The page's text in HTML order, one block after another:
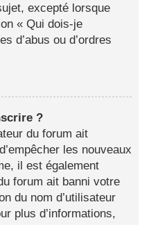
excepté lorsque
« Qui dois-je
d’abus ou d’ordres
?
du forum ait
les nouveaux
il est également
forum ait banni votre
du nom d’utilisateur
plus d’informations,